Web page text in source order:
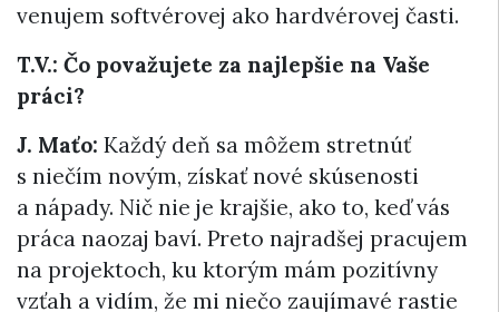
venujem softvérovej ako hardvérovej časti.
T.V.: Čo považujete za najlepšie na Vaše
práci?
J. Maťo: Každý deň sa môžem stretnúť
s niečím novým, získať nové skúsenosti
a nápady. Nič nie je krajšie, ako to, keď vás
práca naozaj baví. Preto najradšej pracujem
na projektoch, ku ktorým mám pozitívny
vzťah a vidím, že mi niečo zaujímavé rastie